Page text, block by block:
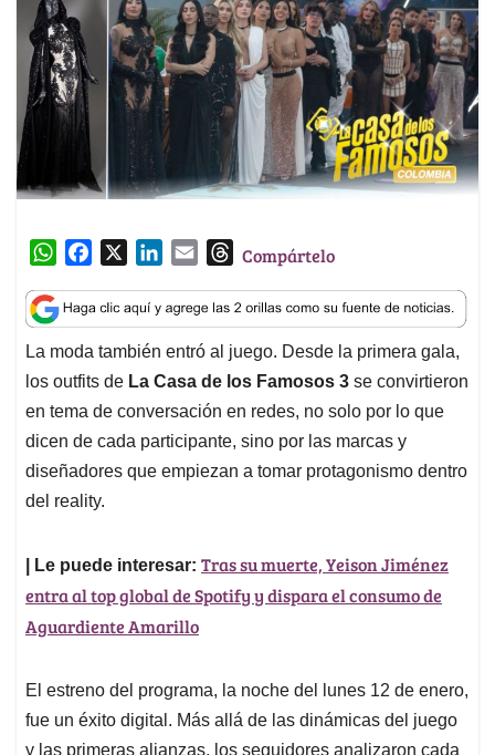
W
a
t
s
A
p
p
c
e
b
o
o
k
n
k
e
d
I
n
a
i
l
T
r
e
a
d
s
Compártelo
La moda también entró al juego. Desde la primera gala,
los outfits de La Casa de los Famosos 3 se convirtieron
en tema de conversación en redes, no solo por lo que
dicen de cada participante, sino por las marcas y
diseñadores que empiezan a tomar protagonismo dentro
del reality.
| Le puede interesar: Tras su muerte, Yeison Jiménez
entra al top global de Spotify y dispara el consumo de
Aguardiente Amarillo
El estreno del programa, la noche del lunes 12 de enero,
fue un éxito digital. Más allá de las dinámicas del juego
y las primeras alianzas, los seguidores analizaron cada